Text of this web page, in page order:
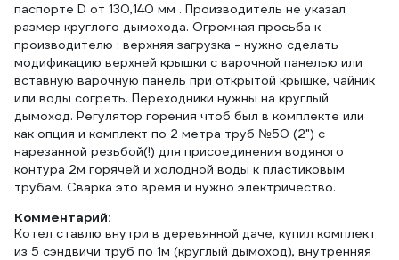
паспорте D от 130,140 мм . Производитель не указал
размер круглого дымохода. Огромная просьба к
производителю : верхняя загрузка - нужно сделать
модификацию верхней крышки с варочной панелью или
вставную варочную панель при открытой крышке, чайник
или воды согреть. Переходники нужны на круглый
дымоход. Регулятор горения чтоб был в комплекте или
как опция и комплект по 2 метра труб №50 (2") с
нарезанной резьбой(!) для присоединения водяного
контура 2м горячей и холодной воды к пластиковым
трубам. Сварка это время и нужно электричество.
Комментарий:
Котел ставлю внутри в деревянной даче, купил комплект
из 5 сэндвичи труб по 1м (круглый дымоход), внутренняя